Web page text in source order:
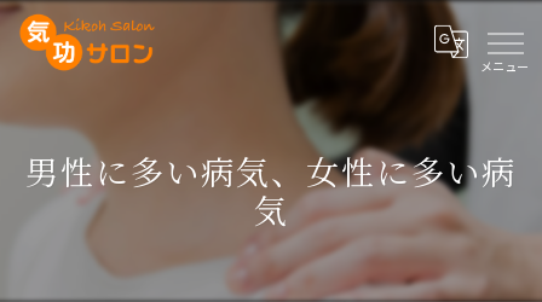
男性に多い病気、女性に多い病
気